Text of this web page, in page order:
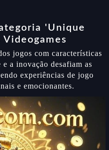
'Unique
Videogames
jogos com características
a inovação desafiam as
experiências de jogo
e emocionantes.